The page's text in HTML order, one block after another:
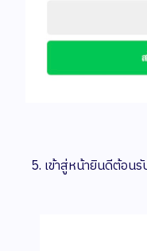
เข้าสู่หน้ายินดีต้อน